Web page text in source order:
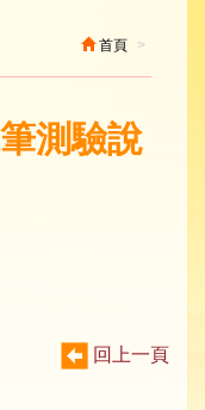
首頁
測驗說
回上一頁